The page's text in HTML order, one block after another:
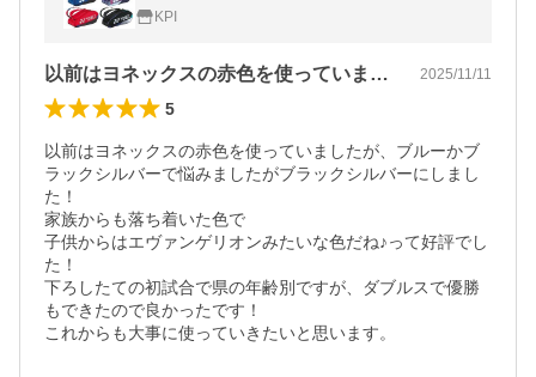
R KPI
以前はヨネックスの赤色を使っていました… 2025/11/11
5
以前はヨネックスの赤色を使っていましたが、ブルーかブ
ラックシルバーで悩みましたがブラックシルバーにしまし
た！
家族からも落ち着いた色で
子供からはエヴァンゲリオンみたいな色だね♪って好評でし
た！
下ろしたての初試合で県の年齢別ですが、ダブルスで優勝
もできたので良かったです！
これからも大事に使っていきたいと思います。